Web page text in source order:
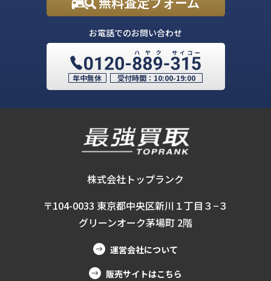
お電話でのお問い合わせ
年中無休 受付時間： 10:00-19:00
株式会社トップランク
〒104-0033 東京都中央区新川１丁目３−３
グリーンオーク茅場町 2階
運営会社について
販売サイトはこちら